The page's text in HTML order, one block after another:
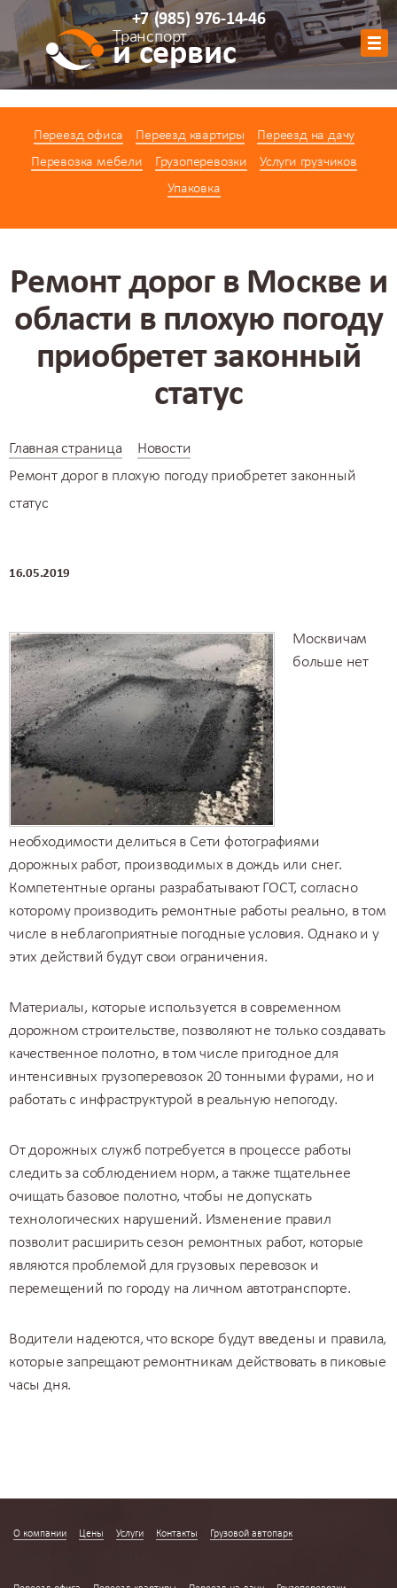
+7(985) 976-14-46
Транспорт
и сервис
Обратный звонок
АКЦИИ
КОНТАКТЫ
КАЛЬКУЛЯТОР
Переезд офиса Переезд квартиры
Переезд на дачу
Перевозка мебели
Грузоперевозки
Услуги грузчиков
Упаковка
Ремонт дорог в Москве и
области в плохую погоду
приобретет законный
статус
Главная страница
Новости
Ремонт дорог в плохую погоду приобретет законный
статус
16.05.2019
Москвичам
больше нет
необходимости делиться в Сети фотографиями
дорожных работ, производимых в дождь или снег.
Компетентные органы разрабатывают ГОСТ, согласно
которому производить ремонтные работы реально, в том
числе в неблагоприятные погодные условия. Однако и у
этих действий будут свои ограничения.
Материалы, которые используется в современном
дорожном строительстве, позволяют не только создавать
качественное полотно, в том числе пригодное для
интенсивных грузоперевозок 20 тонными фурами, но и
работать с инфраструктурой в реальную непогоду.
От дорожных служб потребуется в процессе работы
следить за соблюдением норм, а также тщательнее
очищать базовое полотно, чтобы не допускать
технологических нарушений. Изменение правил
позволит расширить сезон ремонтных работ, которые
являются проблемой для грузовых перевозок и
перемещений по городу на личном автотранспорте.
Водители надеются, что вскоре будут введены и правила,
которые запрещают ремонтникам действовать в пиковые
часы дня.
О компании Цены Услуги Контакты Грузовой автопарк